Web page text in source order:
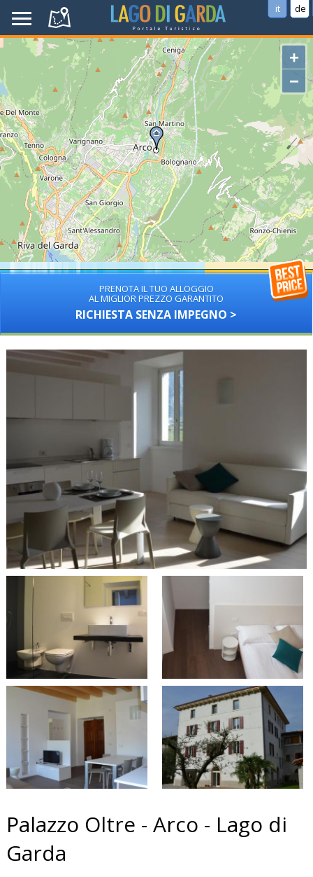
it de
+
−
PRENOTA IL TUO ALLOGGIO
AL MIGLIOR PREZZO GARANTITO
RICHIESTA SENZA IMPEGNO >
Palazzo Oltre - Arco - Lago di
Garda